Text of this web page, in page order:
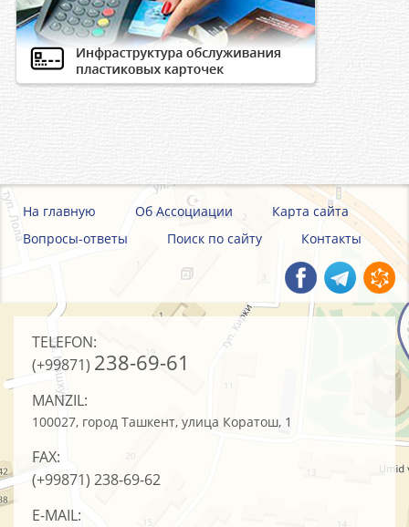
На главную Об Ассоциации
Карта сайта
Вопросы-ответы
Поиск по сайту Контакты
TELEFON:
(+99871) 238-69-61
MANZIL:
100027, город Ташкент, улица Коратош, 1
FAX:
(+99871) 238-69-62
E-MAIL: